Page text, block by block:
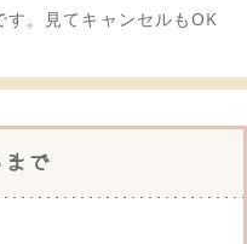
。見てキャンセルもOK
で